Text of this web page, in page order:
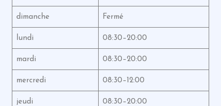
dimanche Fermé
lundi 08:30–20:00
mardi 08:30–20:00
mercredi 08:30–12:00
jeudi 08:30–20:00